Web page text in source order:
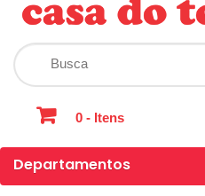
0 - Itens
Departamentos